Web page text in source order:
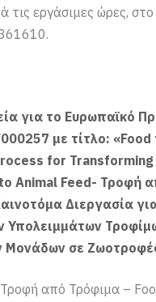
τις εργάσιμες ώρες, στο
για το Ευρωπαϊκό
με τίτλο:
for Transforming
Animal Feed- Τροφή
Διεργασία
Υπολειμμάτων
Μονάδων σε
από Τρόφιμα –